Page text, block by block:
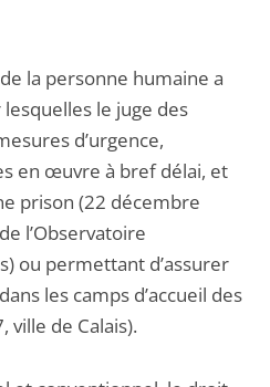
la personne humaine a
le juge des
d’urgence,
en œuvre à bref délai, et
prison (22 décembre
l’Observatoire
ou permettant d’assurer
les camps d’accueil des
ville de Calais).